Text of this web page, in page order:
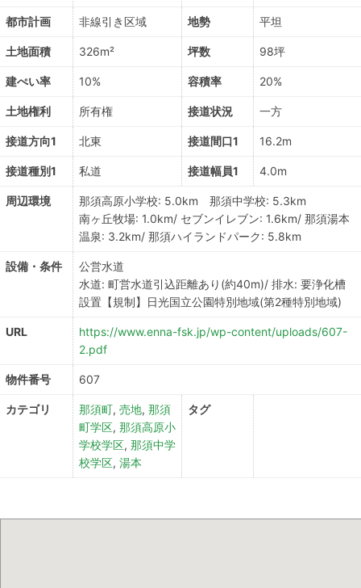
都市計画 非線引き区域 地勢 平坦
土地面積 326m² 坪数 98坪
建ぺい率 10% 容積率 20%
土地権利 所有権 接道状況 一方
接道方向1 北東 接道間口1 16.2m
接道種別1 私道 接道幅員1 4.0m
周辺環境
那須高原小学校: 5.0km 那須中学校: 5.3km
南ヶ丘牧場: 1.0km/ セブンイレブン: 1.6km/ 那須湯本
温泉: 3.2km/ 那須ハイランドパーク: 5.8km
設備・条件
公営水道
水道: 町営水道引込距離あり(約40m)/ 排水: 要浄化槽
設置【規制】日光国立公園特別地域(第2種特別地域)
URL
https://www.enna-fsk.jp/wp-content/uploads/607-
2.pdf
物件番号 607
カテゴリ 那須町, 売地, 那須
町学区, 那須高原小
学校学区, 那須中学
校学区, 湯本
タグ